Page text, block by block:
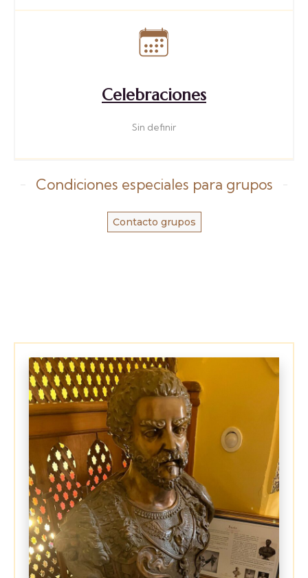
Celebraciones
Sin definir
Condiciones especiales para grupos
Contacto grupos